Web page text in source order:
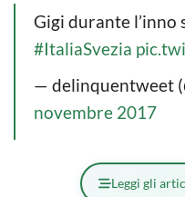
Gigi durante l’inno
#ItaliaSvezia
— delinquentweet
novembre 2017
Leggi gli